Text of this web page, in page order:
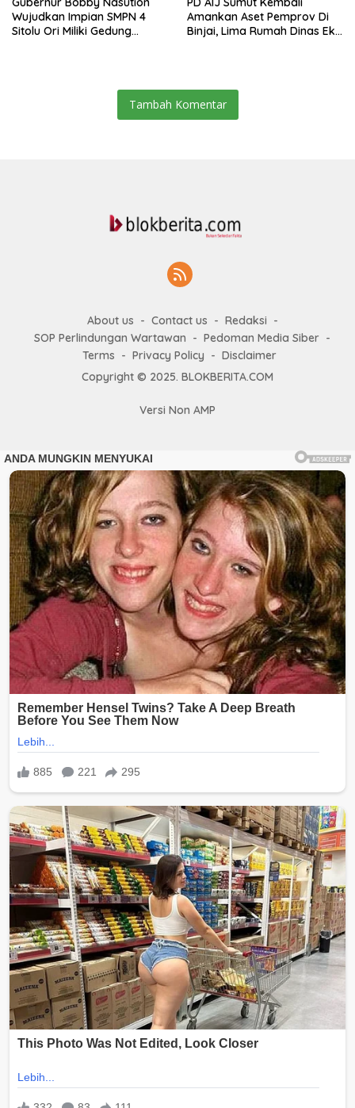
Wujudkan Impian SMPN 4
Sitolu Ori Miliki Gedung
Amankan Aset Pemprov Di
Binjai, Lima Rumah Dinas Eks
Tambah Komentar
About us Contact us
Redaksi
SOP Perlindungan Wartawan
Pedoman Media Siber
Terms
Privacy Policy
Disclaimer
Copyright © 2025. BLOKBERITA.COM
Versi Non AMP